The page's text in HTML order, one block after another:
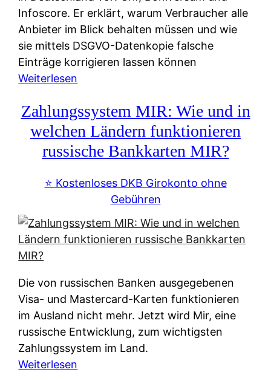
Infoscore. Er erklärt, warum Verbraucher alle
Anbieter im Blick behalten müssen und wie
sie mittels DSGVO-Datenkopie falsche
Einträge korrigieren lassen können
Weiterlesen
c
h
u
f
-
l
t
n
a
t
i
v
e
Zahlungssystem MIR: Wie und in
welchen Ländern funktionieren
russische Bankkarten MIR?
⭐️ Kostenloses DKB Girokonto ohne
Gebühren
Die von russischen Banken ausgegebenen
Visa- und Mastercard-Karten funktionieren
im Ausland nicht mehr. Jetzt wird Mir, eine
russische Entwicklung, zum wichtigsten
Zahlungssystem im Land.
Weiterlesen